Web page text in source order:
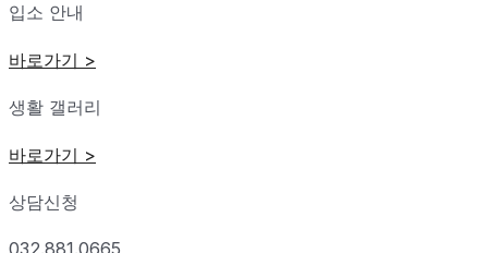
입소 안내
바로가기 >
생활 갤러리
바로가기 >
상담신청